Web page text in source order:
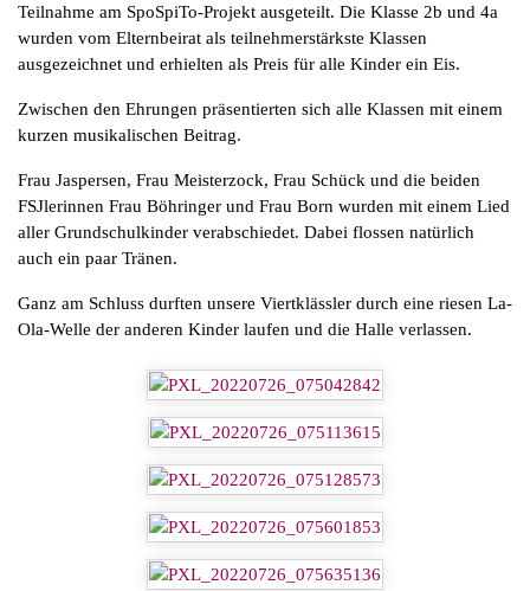
Teilnahme am SpoSpiTo-Projekt ausgeteilt. Die Klasse 2b und 4a
wurden vom Elternbeirat als teilnehmerstärkste Klassen
ausgezeichnet und erhielten als Preis für alle Kinder ein Eis.
Zwischen den Ehrungen präsentierten sich alle Klassen mit einem
kurzen musikalischen Beitrag.
Frau Jaspersen, Frau Meisterzock, Frau Schück und die beiden
FSJlerinnen Frau Böhringer und Frau Born wurden mit einem Lied
aller Grundschulkinder verabschiedet. Dabei flossen natürlich
auch ein paar Tränen.
Ganz am Schluss durften unsere Viertklässler durch eine riesen La-
Ola-Welle der anderen Kinder laufen und die Halle verlassen.